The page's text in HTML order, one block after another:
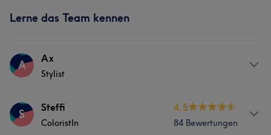
Lerne das Team kennen
A Ax
Stylist
Services
S Steffi
ColoristIn
4.5
84 Bewertungen